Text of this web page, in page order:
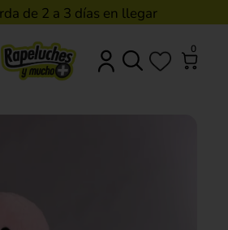
de 2 a 3 días en llegar
0